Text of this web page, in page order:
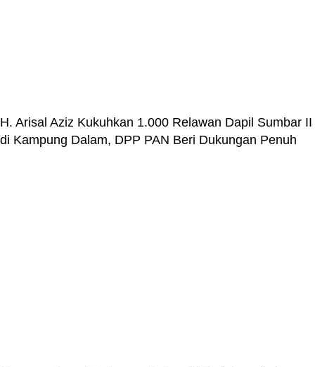
H. Arisal Aziz Kukuhkan 1.000 Relawan Dapil Sumbar II
di Kampung Dalam, DPP PAN Beri Dukungan Penuh